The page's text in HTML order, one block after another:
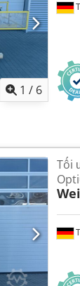
1 / 6
Tối